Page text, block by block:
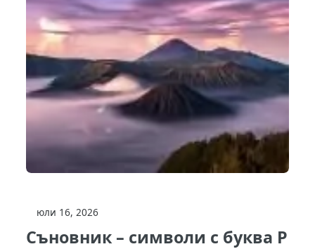
юли 16, 2026
Съновник – символи с буква Р